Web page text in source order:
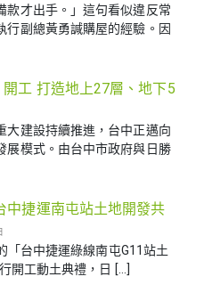
款才出手。」這句看似違反常
行副總黃勇諴購屋的經驗。因
工 打造地上27層、地下5
大建設持續推進，台中正邁向
展模式。由台中市政府與日勝
中捷運南屯站土地開發共
「台中捷運綠線南屯G11站土
開工動土典禮，日 […]